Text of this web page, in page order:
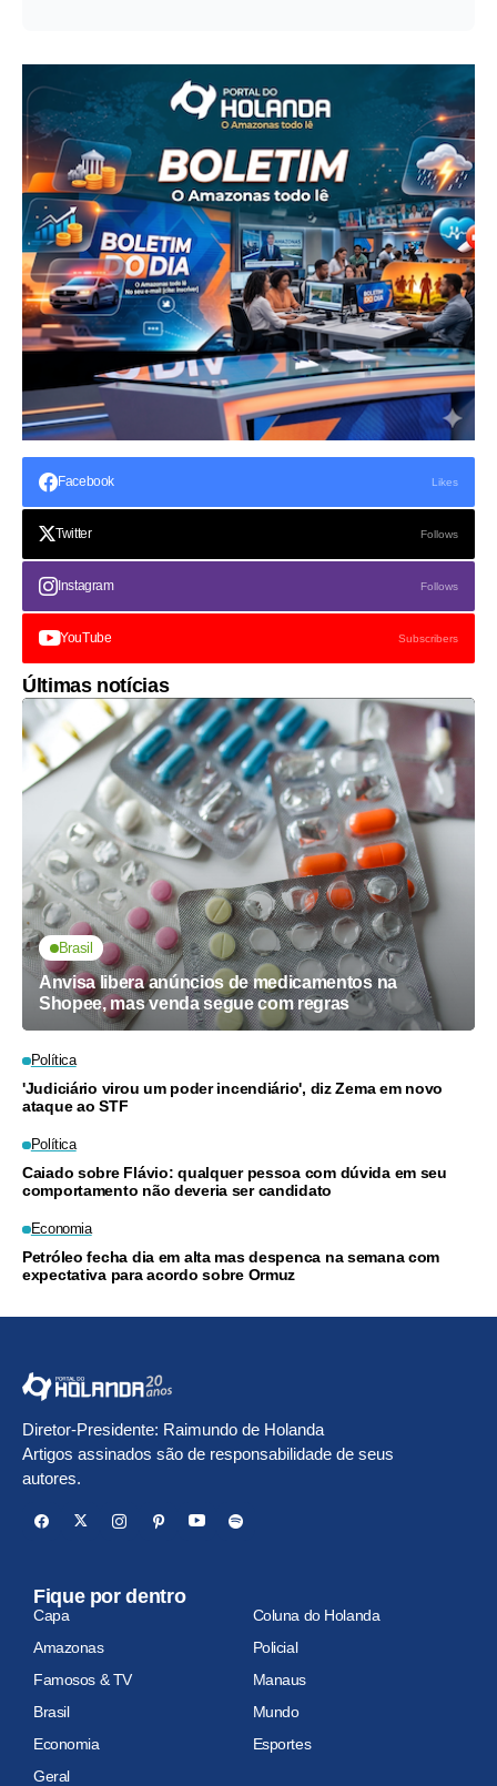
Facebook Likes
Twitter Follows
Instagram Follows
YouTube Subscribers
Últimas notícias
Brasil
Anvisa libera anúncios de medicamentos na
Shopee, mas venda segue com regras
Política
'Judiciário virou um poder incendiário', diz Zema em novo
ataque ao STF
Política
Caiado sobre Flávio: qualquer pessoa com dúvida em seu
comportamento não deveria ser candidato
Economia
Petróleo fecha dia em alta mas despenca na semana com
expectativa para acordo sobre Ormuz
Diretor-Presidente: Raimundo de Holanda
Artigos assinados são de responsabilidade de seus
autores.
Fique por dentro
Capa
Coluna do Holanda
Amazonas
Policial
Famosos & TV
Manaus
Brasil
Mundo
Economia
Esportes
Geral